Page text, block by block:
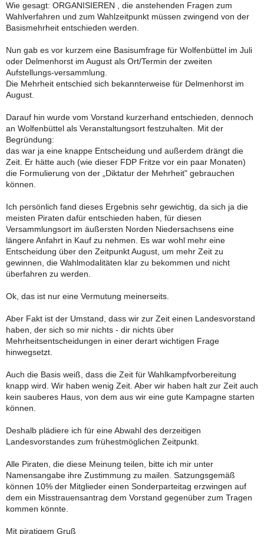
Wie gesagt: ORGANISIEREN , die anstehenden Fragen zum
Wahlverfahren und zum Wahlzeitpunkt müssen zwingend von der
Basismehrheit entschieden werden.
Nun gab es vor kurzem eine Basisumfrage für Wolfenbüttel im Juli
oder Delmenhorst im August als Ort/Termin der zweiten
Aufstellungs-versammlung.
Die Mehrheit entschied sich bekannterweise für Delmenhorst im
August.
Darauf hin wurde vom Vorstand kurzerhand entschieden, dennoch
an Wolfenbüttel als Veranstaltungsort festzuhalten. Mit der
Begründung:
das war ja eine knappe Entscheidung und außerdem drängt die
Zeit. Er hätte auch (wie dieser FDP Fritze vor ein paar Monaten)
die Formulierung von der „Diktatur der Mehrheit" gebrauchen
können.
Ich persönlich fand dieses Ergebnis sehr gewichtig, da sich ja die
meisten Piraten dafür entschieden haben, für diesen
Versammlungsort im äußersten Norden Niedersachsens eine
längere Anfahrt in Kauf zu nehmen. Es war wohl mehr eine
Entscheidung über den Zeitpunkt August, um mehr Zeit zu
gewinnen, die Wahlmodalitäten klar zu bekommen und nicht
überfahren zu werden.
Ok, das ist nur eine Vermutung meinerseits.
Aber Fakt ist der Umstand, dass wir zur Zeit einen Landesvorstand
haben, der sich so mir nichts - dir nichts über
Mehrheitsentscheidungen in einer derart wichtigen Frage
hinwegsetzt.
Auch die Basis weiß, dass die Zeit für Wahlkampfvorbereitung
knapp wird. Wir haben wenig Zeit. Aber wir haben halt zur Zeit auch
kein sauberes Haus, von dem aus wir eine gute Kampagne starten
können.
Deshalb plädiere ich für eine Abwahl des derzeitigen
Landesvorstandes zum frühestmöglichen Zeitpunkt.
Alle Piraten, die diese Meinung teilen, bitte ich mir unter
Namensangabe ihre Zustimmung zu mailen. Satzungsgemäß
können 10% der Mitglieder einen Sonderparteitag erzwingen auf
dem ein Misstrauensantrag dem Vorstand gegenüber zum Tragen
kommen könnte.
Mit piratigem Gruß